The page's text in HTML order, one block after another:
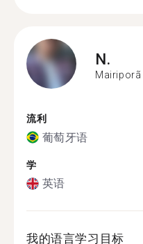
N.
Mairiporã
流利
葡萄牙语
学
英语
我的语言学习目标